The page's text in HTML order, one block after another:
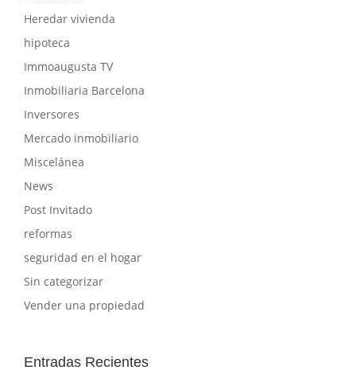
Heredar vivienda
hipoteca
Immoaugusta TV
Inmobiliaria Barcelona
Inversores
Mercado inmobiliario
Miscelánea
News
Post Invitado
reformas
seguridad en el hogar
Sin categorizar
Vender una propiedad
Entradas Recientes